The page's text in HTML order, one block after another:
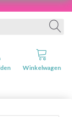
Winkelwagen